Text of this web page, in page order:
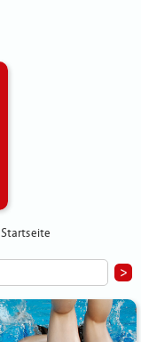
Startseite